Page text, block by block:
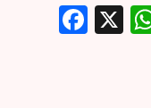
X